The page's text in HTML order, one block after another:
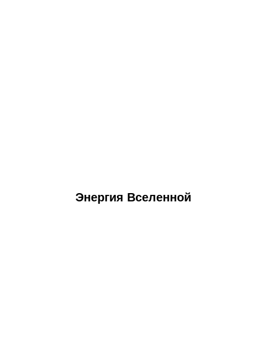
Энергия Вселенной